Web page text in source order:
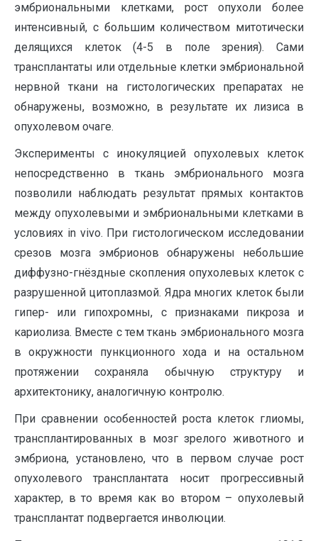
эмбриональными клетками, рост опухоли более
интенсивный, с большим количеством митотически
делящихся клеток (4-5 в поле зрения). Сами
трансплантаты или отдельные клетки эмбриональной
нервной ткани на гистологических препаратах не
обнаружены, возможно, в результате их лизиса в
опухолевом очаге.
Эксперименты с инокуляцией опухолевых клеток
непосредственно в ткань эмбрионального мозга
позволили наблюдать результат прямых контактов
между опухолевыми и эмбриональными клетками в
условиях in vivo. При гистологическом исследовании
срезов мозга эмбрионов обнаружены небольшие
диффузно-гнёздные скопления опухолевых клеток с
разрушенной цитоплазмой. Ядра многих клеток были
гипер- или гипохромны, с признаками пикроза и
кариолиза. Вместе с тем ткань эмбрионального мозга
в окружности пункционного хода и на остальном
протяжении сохраняла обычную структуру и
архитектонику, аналогичную контролю.
При сравнении особенностей роста клеток глиомы,
трансплантированных в мозг зрелого животного и
эмбриона, установлено, что в первом случае рост
опухолевого трансплантата носит прогрессивный
характер, в то время как во втором – опухолевый
трансплантат подвергается инволюции.